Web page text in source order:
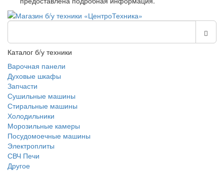
Каталог б/у техники
Варочная панели
Духовые шкафы
Запчасти
Сушильные машины
Стиральные машины
Холодильники
Морозильные камеры
Посудомоечные машины
Электроплиты
СВЧ Печи
Другое